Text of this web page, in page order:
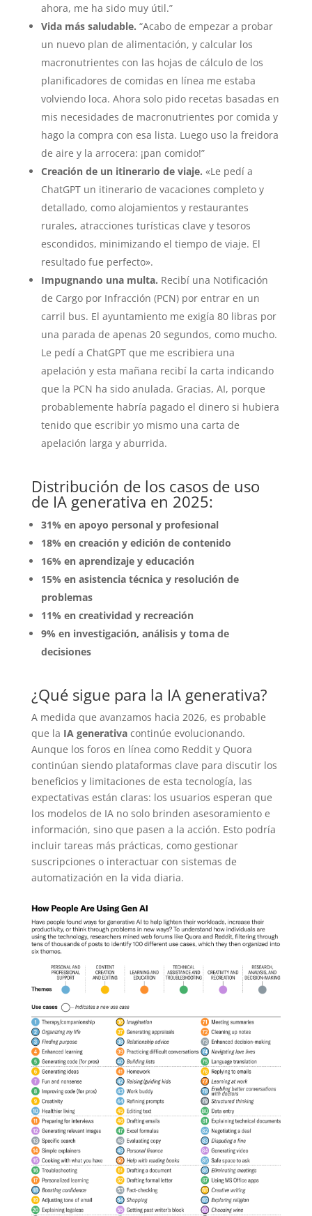
ahora, me ha sido muy útil.”
Vida más saludable. “Acabo de empezar a probar
un nuevo plan de alimentación, y calcular los
macronutrientes con las hojas de cálculo de los
planificadores de comidas en línea me estaba
volviendo loca. Ahora solo pido recetas basadas en
mis necesidades de macronutrientes por comida y
hago la compra con esa lista. Luego uso la freidora
de aire y la arrocera: ¡pan comido!”
Creación de un itinerario de viaje. «Le pedí a
ChatGPT un itinerario de vacaciones completo y
detallado, como alojamientos y restaurantes
rurales, atracciones turísticas clave y tesoros
escondidos, minimizando el tiempo de viaje. El
resultado fue perfecto».
Impugnando una multa. Recibí una Notificación
de Cargo por Infracción (PCN) por entrar en un
carril bus. El ayuntamiento me exigía 80 libras por
una parada de apenas 20 segundos, como mucho.
Le pedí a ChatGPT que me escribiera una
apelación y esta mañana recibí la carta indicando
que la PCN ha sido anulada. Gracias, AI, porque
probablemente habría pagado el dinero si hubiera
tenido que escribir yo mismo una carta de
apelación larga y aburrida.
Distribución de los casos de uso
de IA generativa en 2025:
31% en apoyo personal y profesional
18% en creación y edición de contenido
16% en aprendizaje y educación
15% en asistencia técnica y resolución de
problemas
11% en creatividad y recreación
9% en investigación, análisis y toma de
decisiones
¿Qué sigue para la IA generativa?
A medida que avanzamos hacia 2026, es probable
que la IA generativacontinúe evolucionando.
Aunque los foros en línea como Reddit y Quora
continúan siendo plataformas clave para discutir los
beneficios y limitaciones de esta tecnología, las
expectativas están claras: los usuarios esperan que
los modelos de IA no solo brinden asesoramiento e
información, sino que pasen a la acción. Esto podría
incluir tareas más prácticas, como gestionar
suscripciones o interactuar con sistemas de
automatización en la vida diaria.